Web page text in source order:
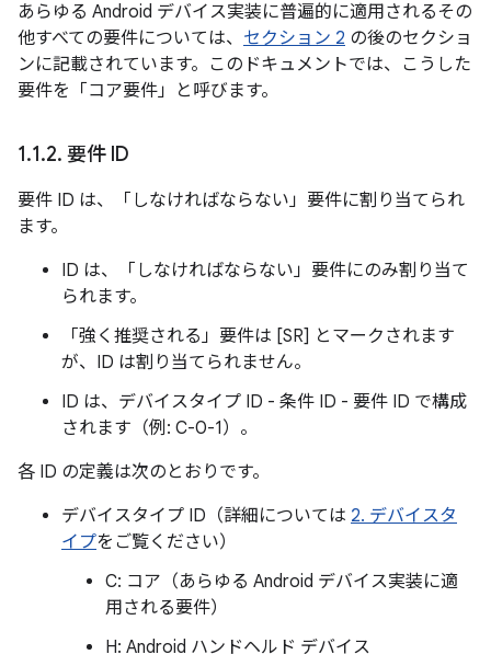
あらゆる Android デバイス実装に普遍的に適用されるその
他すべての要件については、 セクション 2 の後のセクショ
ンに記載されています。このドキュメントでは、こうした
要件を「コア要件」と呼びます。
1.1.2. 要件 ID
要件 ID は、「しなければならない」要件に割り当てられ
ます。
ID は、「しなければならない」要件にのみ割り当て
られます。
「強く推奨される」要件は [SR] とマークされます
が、ID は割り当てられません。
ID は、デバイスタイプ ID - 条件 ID - 要件 ID で構成
されます（例: C-0-1）。
各 ID の定義は次のとおりです。
デバイスタイプ ID（詳細については 2. デバイスタ
イプをご覧ください）
C: コア（あらゆる Android デバイス実装に適
用される要件）
H: Android ハンドヘルド デバイス